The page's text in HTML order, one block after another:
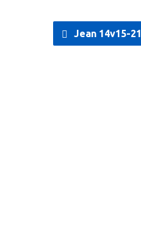
Jean 14v15-21